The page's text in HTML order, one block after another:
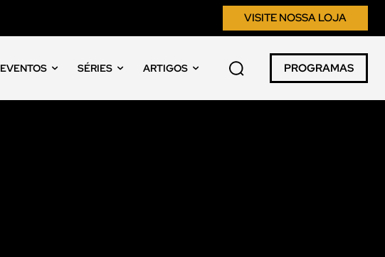
VISITE NOSSA LOJA
EVENTOS SÉRIES ARTIGOS PROGRAMAS